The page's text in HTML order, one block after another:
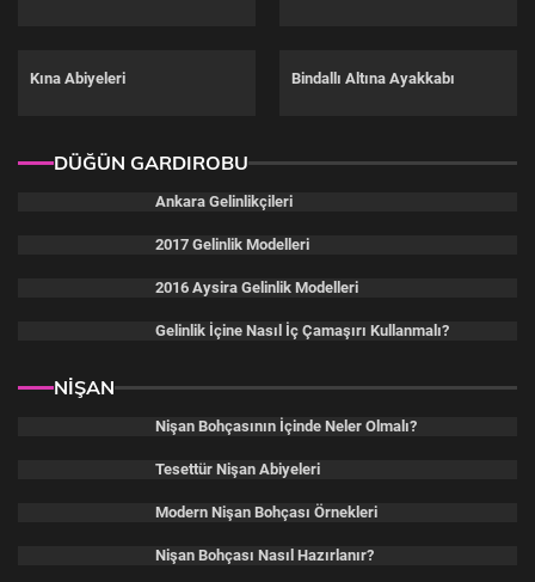
Kına Abiyeleri Bindallı Altına Ayakkabı
DÜĞÜN GARDIROBU
Ankara Gelinlikçileri
2017 Gelinlik Modelleri
2016 Aysira Gelinlik Modelleri
Gelinlik İçine Nasıl İç Çamaşırı Kullanmalı?
NİŞAN
Nişan Bohçasının İçinde Neler Olmalı?
Tesettür Nişan Abiyeleri
Modern Nişan Bohçası Örnekleri
Nişan Bohçası Nasıl Hazırlanır?